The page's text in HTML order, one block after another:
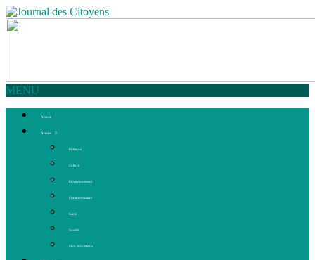
MENU
Accueil
Articles
Politique
Culture
Environnement
Communautaire
Santé
Société
Club Ado Média